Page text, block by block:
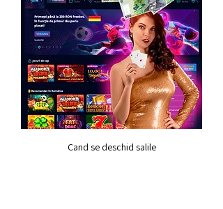
Cand se deschid salile